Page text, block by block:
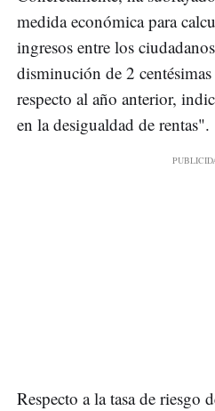
medida económica para
ingresos entre los
disminución de 2
respecto al año anterior,
en la desigualdad de rentas".
Respecto a la tasa de riesgo